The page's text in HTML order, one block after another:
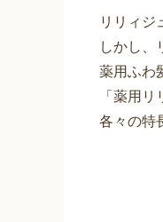
リリィジ
しかし、
薬用ふわ
「薬用
各々の特